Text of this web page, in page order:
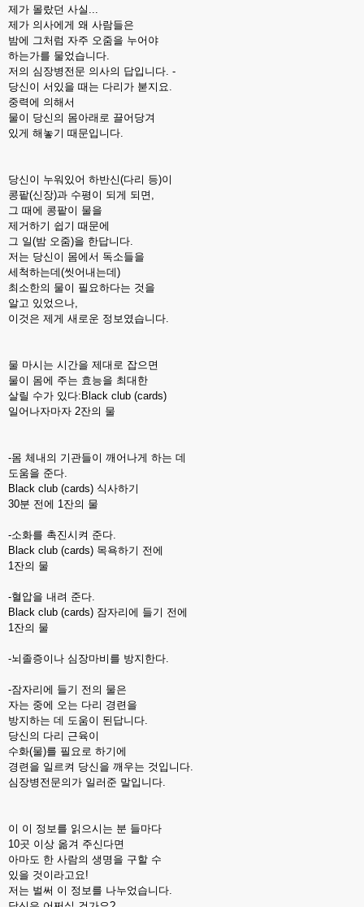
제가 몰랐던 사실...
제가 의사에게 왜 사람들은
밤에 그처럼 자주 오줌을 누어야
하는가를 물었습니다.
저의 심장병전문 의사의 답입니다. -
당신이 서있을 때는 다리가 붇지요.
중력에 의해서
물이 당신의 몸아래로 끌어당겨
있게 해놓기 때문입니다.
당신이 누워있어 하반신(다리 등)이
콩팥(신장)과 수평이 되게 되면,
그 때에 콩팥이 물을
제거하기 쉽기 때문에
그 일(밤 오줌)을 한답니다.
저는 당신이 몸에서 독소들을
세척하는데(씻어내는데)
최소한의 물이 필요하다는 것을
알고 있었으나,
이것은 제게 새로운 정보였습니다.
물 마시는 시간을 제대로 잡으면
물이 몸에 주는 효능을 최대한
살릴 수가 있다:Black club (cards)
일어나자마자 2잔의 물
-몸 체내의 기관들이 깨어나게 하는 데
도움을 준다.
Black club (cards) 식사하기
30분 전에 1잔의 물
-소화를 촉진시켜 준다.
Black club (cards) 목욕하기 전에
1잔의 물
-혈압을 내려 준다.
Black club (cards) 잠자리에 들기 전에
1잔의 물
-뇌졸증이나 심장마비를 방지한다.
-잠자리에 들기 전의 물은
자는 중에 오는 다리 경련을
방지하는 데 도움이 된답니다.
당신의 다리 근육이
수화(물)를 필요로 하기에
경련을 일르켜 당신을 깨우는 것입니다.
심장병전문의가 일러준 말입니다.
이 이 정보를 읽으시는 분 들마다
10곳 이상 옮겨 주신다면
아마도 한 사람의 생명을 구할 수
있을 것이라고요!
저는 벌써 이 정보를 나누었습니다.